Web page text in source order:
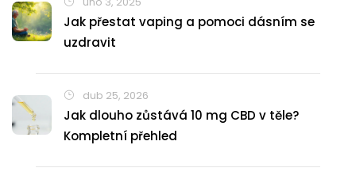
Jak přestat vaping a pomoci dásním se
uzdravit
dub 25, 2026
Jak dlouho zůstává 10 mg CBD v těle?
Kompletní přehled